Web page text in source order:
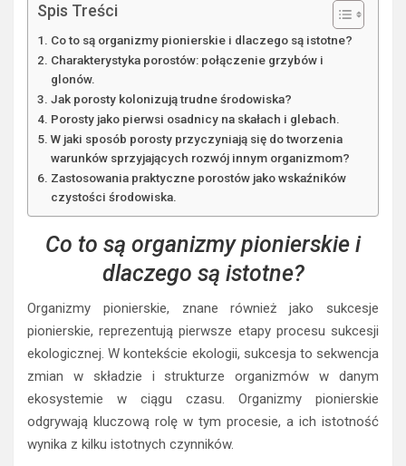
Spis Treści
Co to są organizmy pionierskie i dlaczego są istotne?
Charakterystyka porostów: połączenie grzybów i
glonów.
Jak porosty kolonizują trudne środowiska?
Porosty jako pierwsi osadnicy na skałach i glebach.
W jaki sposób porosty przyczyniają się do tworzenia
warunków sprzyjających rozwój innym organizmom?
Zastosowania praktyczne porostów jako wskaźników
czystości środowiska.
Co to są organizmy pionierskie i
dlaczego są istotne?
Organizmy pionierskie, znane również jako sukcesje
pionierskie, reprezentują pierwsze etapy procesu sukcesji
ekologicznej. W kontekście ekologii, sukcesja to sekwencja
zmian w składzie i strukturze organizmów w danym
ekosystemie w ciągu czasu. Organizmy pionierskie
odgrywają kluczową rolę w tym procesie, a ich istotność
wynika z kilku istotnych czynników.